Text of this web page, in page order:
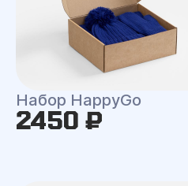
Набор HappyGo
2450 ₽